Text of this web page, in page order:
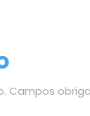
Campos